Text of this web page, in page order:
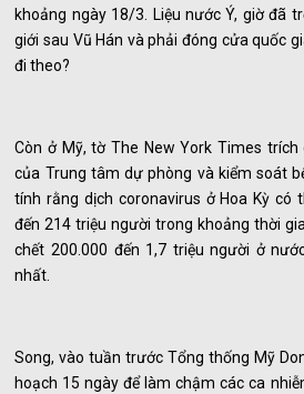
khoảng ngày 18/3. Liệu nước Ý, giờ đã
giới sau Vũ Hán và phải đóng cửa quốc
đi theo?
Còn ở Mỹ, tờ The New York Times
của Trung tâm dự phòng và kiểm soát
tính rằng dịch coronavirus ở Hoa Kỳ có
đến 214 triệu người trong khoảng thời
chết 200.000 đến 1,7 triệu người ở
nhất.
Song, vào tuần trước Tổng thống Mỹ
hoạch 15 ngày để làm chậm các ca